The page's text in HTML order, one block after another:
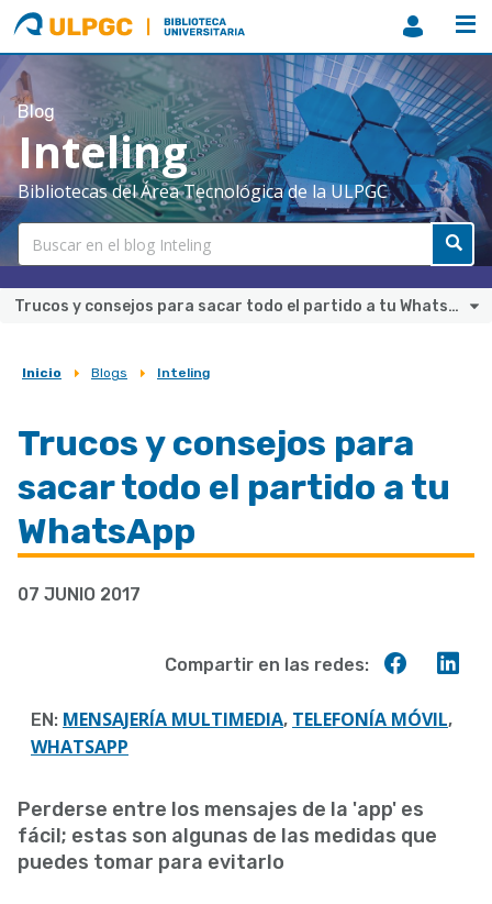
ULPGC
Biblioteca
ULPGC
Blog
Inteling
Bibliotecas del Área Tecnológica de la ULPGC
Trucos y consejos para sacar todo el partido a tu WhatsApp
Sobrescribir
de
ayuda
a
la
navegación
Inicio Blogs Inteling
Trucos y consejos para
sacar todo el partido a tu
WhatsApp
07 JUNIO 2017
Compartir en las redes:
EN: MENSAJERÍA MULTIMEDIA, TELEFONÍA MÓVIL,
WHATSAPP
Perderse entre los mensajes de la 'app' es
fácil; estas son algunas de las medidas que
puedes tomar para evitarlo